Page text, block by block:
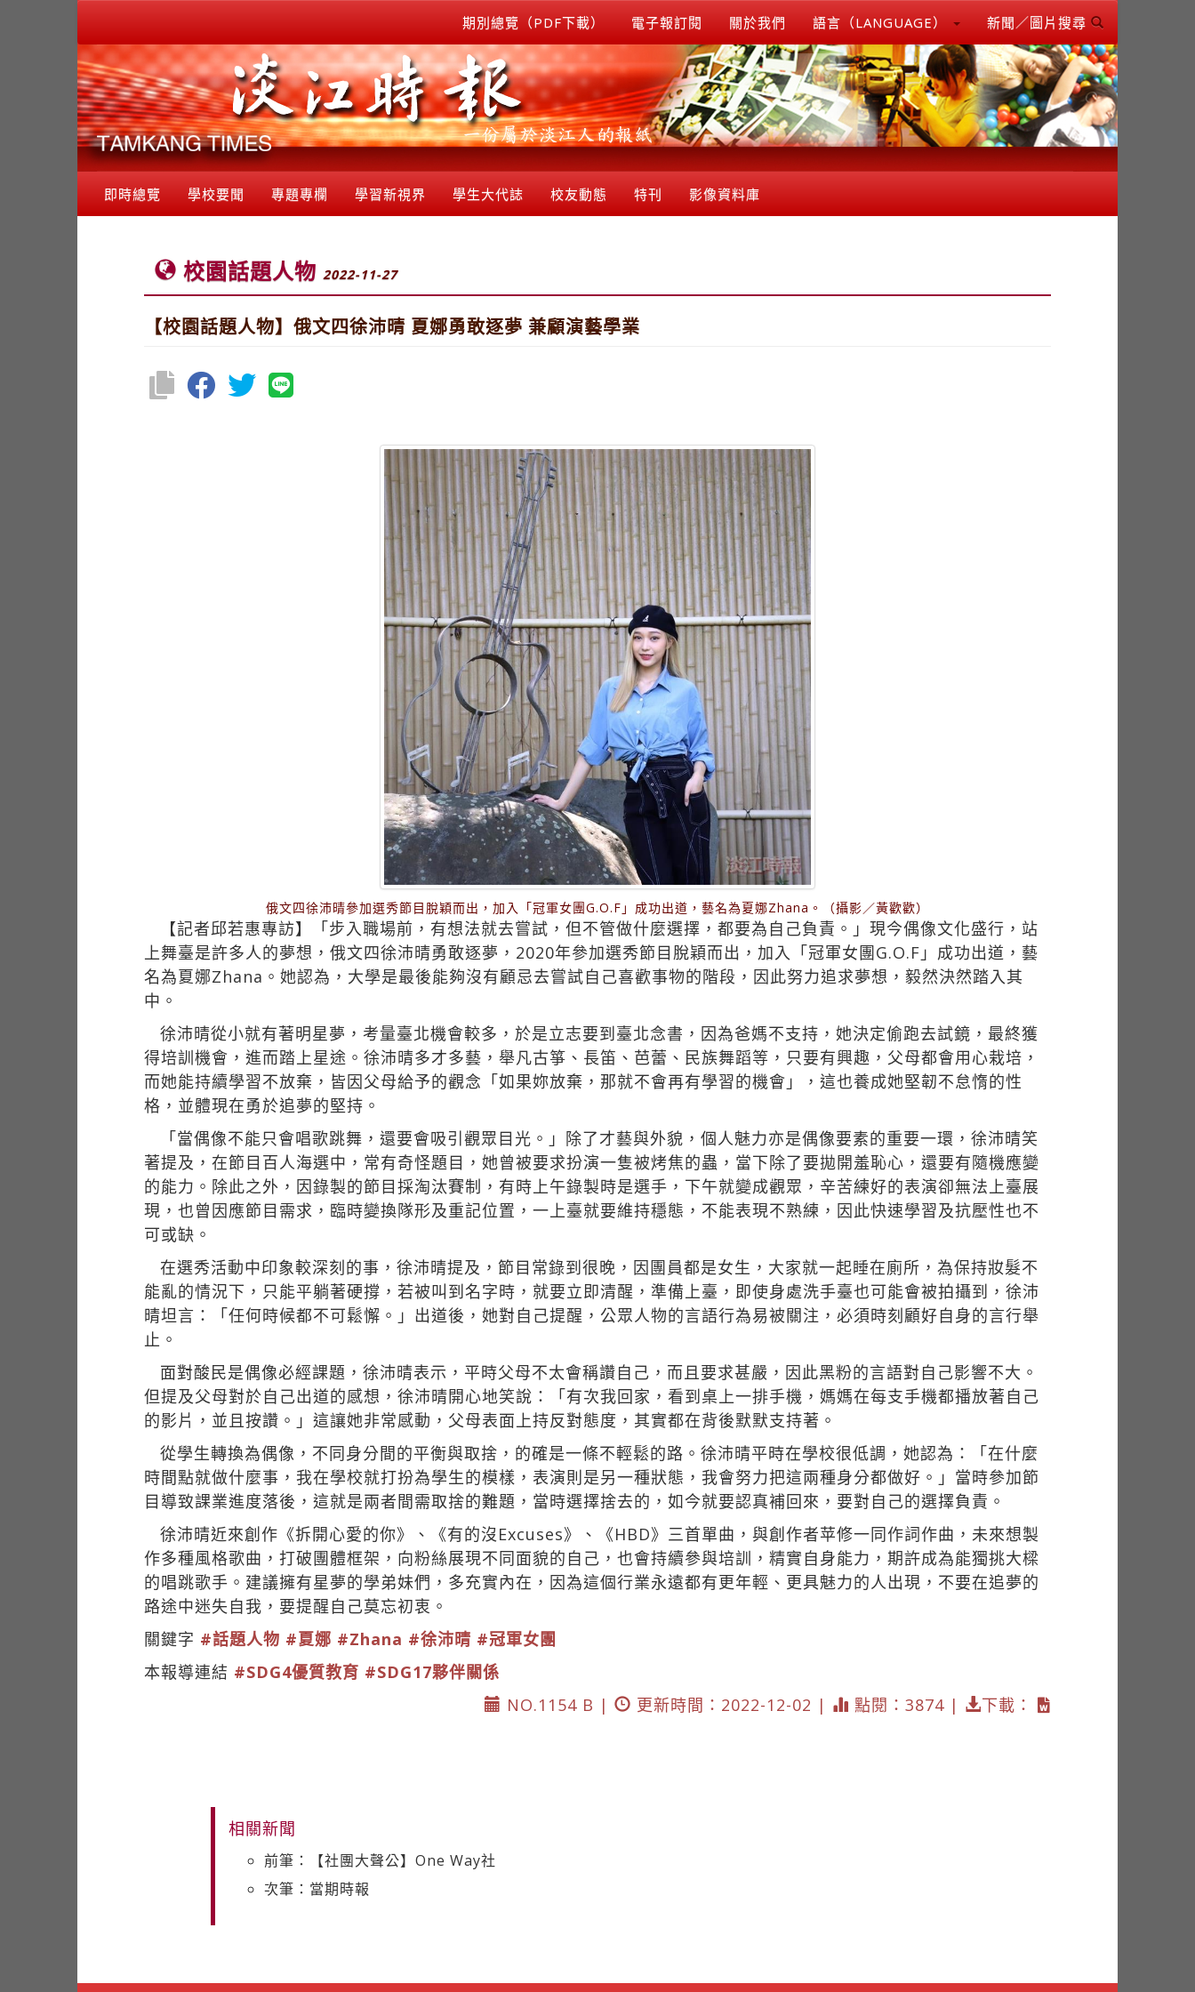
期別總覽（PDF下載） 電子報訂閱 關於我們 語言（LANGUAGE） 新聞／圖片搜尋
即時總覽 學校要聞 專題專欄 學習新視界 學生大代誌 校友動態 特刊 影像資料庫
校園話題人物 2022-11-27
【校園話題人物】俄文四徐沛晴 夏娜勇敢逐夢 兼顧演藝學業
俄文四徐沛晴參加選秀節目脫穎而出，加入「冠軍女團G.O.F」成功出道，藝名為夏娜Zhana。（攝影／黃歡歡）
【記者邱若惠專訪】「步入職場前，有想法就去嘗試，但不管做什麼選擇，都要為自己負責。」現今偶像文化盛行，站
上舞臺是許多人的夢想，俄文四徐沛晴勇敢逐夢，2020年參加選秀節目脫穎而出，加入「冠軍女團G.O.F」成功出道，藝
名為夏娜Zhana。她認為，大學是最後能夠沒有顧忌去嘗試自己喜歡事物的階段，因此努力追求夢想，毅然決然踏入其
中。
徐沛晴從小就有著明星夢，考量臺北機會較多，於是立志要到臺北念書，因為爸媽不支持，她決定偷跑去試鏡，最終獲
得培訓機會，進而踏上星途。徐沛晴多才多藝，舉凡古箏、長笛、芭蕾、民族舞蹈等，只要有興趣，父母都會用心栽培，
而她能持續學習不放棄，皆因父母給予的觀念「如果妳放棄，那就不會再有學習的機會」，這也養成她堅韌不怠惰的性
格，並體現在勇於追夢的堅持。
「當偶像不能只會唱歌跳舞，還要會吸引觀眾目光。」除了才藝與外貌，個人魅力亦是偶像要素的重要一環，徐沛晴笑
著提及，在節目百人海選中，常有奇怪題目，她曾被要求扮演一隻被烤焦的蟲，當下除了要拋開羞恥心，還要有隨機應變
的能力。除此之外，因錄製的節目採淘汰賽制，有時上午錄製時是選手，下午就變成觀眾，辛苦練好的表演卻無法上臺展
現，也曾因應節目需求，臨時變換隊形及重記位置，一上臺就要維持穩態，不能表現不熟練，因此快速學習及抗壓性也不
可或缺。
在選秀活動中印象較深刻的事，徐沛晴提及，節目常錄到很晚，因團員都是女生，大家就一起睡在廁所，為保持妝髮不
能亂的情況下，只能平躺著硬撐，若被叫到名字時，就要立即清醒，準備上臺，即使身處洗手臺也可能會被拍攝到，徐沛
晴坦言：「任何時候都不可鬆懈。」出道後，她對自己提醒，公眾人物的言語行為易被關注，必須時刻顧好自身的言行舉
止。
面對酸民是偶像必經課題，徐沛晴表示，平時父母不太會稱讚自己，而且要求甚嚴，因此黑粉的言語對自己影響不大。
但提及父母對於自己出道的感想，徐沛晴開心地笑說：「有次我回家，看到桌上一排手機，媽媽在每支手機都播放著自己
的影片，並且按讚。」這讓她非常感動，父母表面上持反對態度，其實都在背後默默支持著。
從學生轉換為偶像，不同身分間的平衡與取捨，的確是一條不輕鬆的路。徐沛晴平時在學校很低調，她認為：「在什麼
時間點就做什麼事，我在學校就打扮為學生的模樣，表演則是另一種狀態，我會努力把這兩種身分都做好。」當時參加節
目導致課業進度落後，這就是兩者間需取捨的難題，當時選擇捨去的，如今就要認真補回來，要對自己的選擇負責。
徐沛晴近來創作《拆開心愛的你》、《有的沒Excuses》、《HBD》三首單曲，與創作者苹修一同作詞作曲，未來想製
作多種風格歌曲，打破團體框架，向粉絲展現不同面貌的自己，也會持續參與培訓，精實自身能力，期許成為能獨挑大樑
的唱跳歌手。建議擁有星夢的學弟妹們，多充實內在，因為這個行業永遠都有更年輕、更具魅力的人出現，不要在追夢的
路途中迷失自我，要提醒自己莫忘初衷。
關鍵字 #話題人物 #夏娜 #Zhana #徐沛晴 #冠軍女團
本報導連結 #SDG4優質教育 #SDG17夥伴關係
NO.1154 B |
更新時間：2022-12-02 | 點閱：3874 | 下載：
相關新聞
前筆：【社團大聲公】One Way社
次筆：當期時報